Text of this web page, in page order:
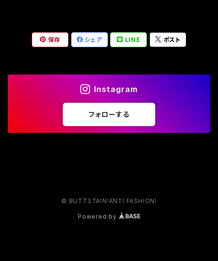
保存 シェア LINE ポスト
Instagram
フォローする
© BUTTSTAIN!ANTI FASHION!
Powered by